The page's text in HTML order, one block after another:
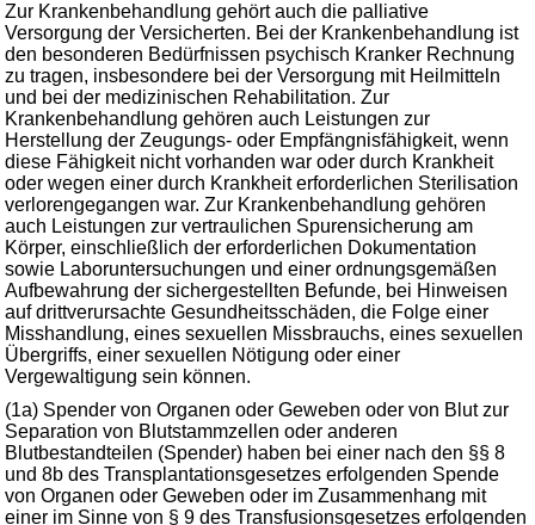
Zur Krankenbehandlung gehört auch die palliative
Versorgung der Versicherten. Bei der Krankenbehandlung ist
den besonderen Bedürfnissen psychisch Kranker Rechnung
zu tragen, insbesondere bei der Versorgung mit Heilmitteln
und bei der medizinischen Rehabilitation. Zur
Krankenbehandlung gehören auch Leistungen zur
Herstellung der Zeugungs- oder Empfängnisfähigkeit, wenn
diese Fähigkeit nicht vorhanden war oder durch Krankheit
oder wegen einer durch Krankheit erforderlichen Sterilisation
verlorengegangen war. Zur Krankenbehandlung gehören
auch Leistungen zur vertraulichen Spurensicherung am
Körper, einschließlich der erforderlichen Dokumentation
sowie Laboruntersuchungen und einer ordnungsgemäßen
Aufbewahrung der sichergestellten Befunde, bei Hinweisen
auf drittverursachte Gesundheitsschäden, die Folge einer
Misshandlung, eines sexuellen Missbrauchs, eines sexuellen
Übergriffs, einer sexuellen Nötigung oder einer
Vergewaltigung sein können.
(1a) Spender von Organen oder Geweben oder von Blut zur
Separation von Blutstammzellen oder anderen
Blutbestandteilen (Spender) haben bei einer nach den §§ 8
und 8b des Transplantationsgesetzes erfolgenden Spende
von Organen oder Geweben oder im Zusammenhang mit
einer im Sinne von § 9 des Transfusionsgesetzes erfolgenden